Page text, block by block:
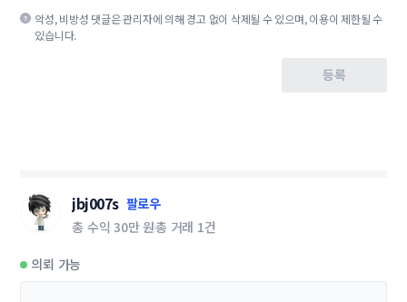
악성, 비방성 댓글은 관리자에 의해 경고 없이 삭제될 수 있으며, 이용이 제한될 수
있습니다.
등록
jbj007s 팔로우
총 수익 30만 원총 거래 1건
의뢰 가능